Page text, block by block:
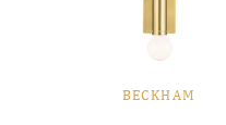
BECKHAM